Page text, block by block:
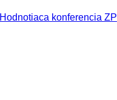
Hodnotiaca konferencia ZP